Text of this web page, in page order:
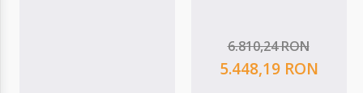
6.810,24 RON
5.448,19 RON